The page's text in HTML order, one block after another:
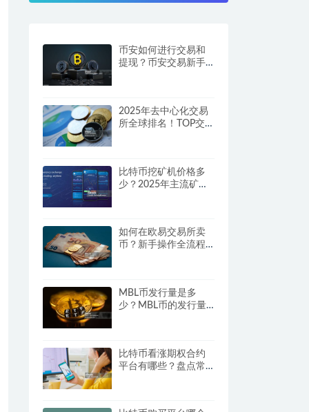
币安如何进行交易和
提现？币安交易新手
2025年去中心化交易
所全球排名！TOP交易
比特币挖矿机价格多
少？2025年主流矿机
如何在欧易交易所卖
币？新手操作全流程
MBL币发行量是多
少？MBL币的发行量
比特币看涨期权合约
平台有哪些？盘点常